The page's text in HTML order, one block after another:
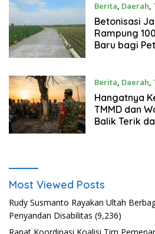
Berita, Daerah,
Betonisasi
Rampung
Baru bagi
Berita, Daerah,
Hangatnya
TMMD dan
Balik Terik
Most Viewed Posts
Rudy Susmanto Rayakan Ultah
Penyandan Disabilitas (9,236)